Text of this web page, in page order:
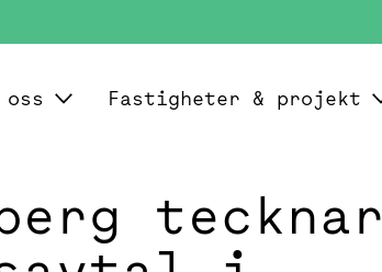
oss Fastigheter & projekt
tecknar